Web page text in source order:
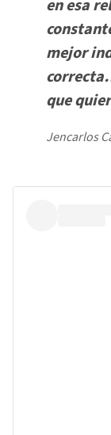
en esa
mejor
que
Jencarlos